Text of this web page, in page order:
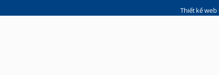
Thiết kế web